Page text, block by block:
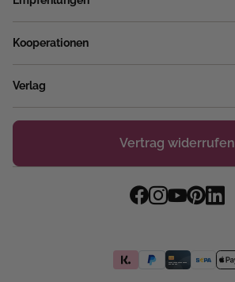
Kooperationen
Verlag
Vertrag widerrufen